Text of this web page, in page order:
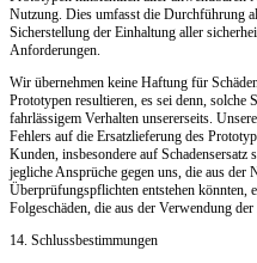
Nutzung. Dies umfasst die Durchführung
Sicherstellung der Einhaltung aller
Anforderungen.
Wir übernehmen keine Haftung für
Prototypen resultieren, es sei denn, solche
fahrlässigem Verhalten unsererseits.
Fehlers auf die Ersatzlieferung des
Kunden, insbesondere auf
jegliche Ansprüche gegen uns, die aus der
Überprüfungspflichten entstehen könnten,
Folgeschäden, die aus der Verwendung
14. Schlussbestimmungen